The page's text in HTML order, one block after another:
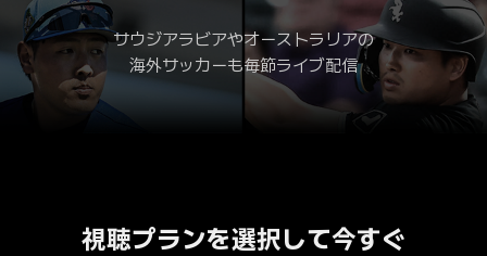
サウジアラビアやオーストラリアの
海外サッカーも毎節ライブ配信
視聴プランを選択して今すぐ